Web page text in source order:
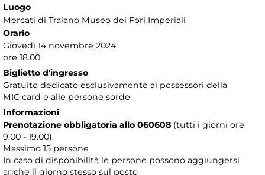
Luogo
Mercati di Traiano Museo dei Fori Imperiali
Orario
Giovedì 14 novembre 2024
ore 18.00
Biglietto d'ingresso
Gratuito dedicato esclusivamente ai possessori della
MIC card e alle persone sorde
Informazioni
Prenotazione obbligatoria allo 060608 (tutti i giorni ore
9.00 - 19.00).
Massimo 15 persone
In caso di disponibilità le persone possono aggiungersi
anche il giorno stesso sul posto